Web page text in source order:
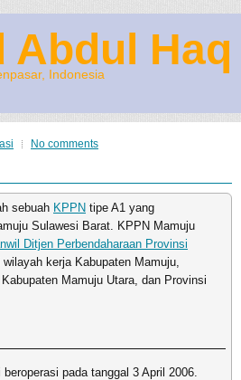
Abdul Haq
Indonesia
No comments
sebuah KPPN tipe A1 yang
Sulawesi Barat. KPPN Mamuju
Ditjen Perbendaharaan Provinsi
kerja Kabupaten Mamuju,
Mamuju Utara, dan Provinsi
pada tanggal 3 April 2006.